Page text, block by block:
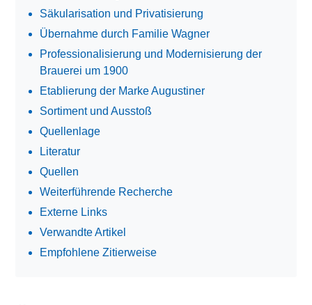
Säkularisation und Privatisierung
Übernahme durch Familie Wagner
Professionalisierung und Modernisierung der
Brauerei um 1900
Etablierung der Marke Augustiner
Sortiment und Ausstoß
Quellenlage
Literatur
Quellen
Weiterführende Recherche
Externe Links
Verwandte Artikel
Empfohlene Zitierweise